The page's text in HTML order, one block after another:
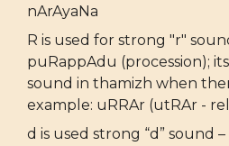
nArAyaNa
R is used for strong "r"
puRappAdu (procession);
sound in thamizh when
example: uRRAr (utRAr -
d is used strong “d” sound